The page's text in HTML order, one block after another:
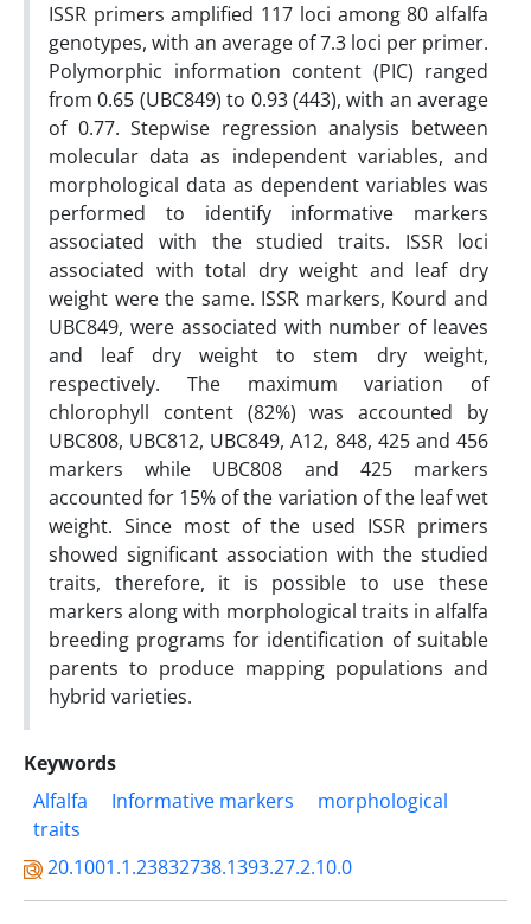
ISSR primers amplified 117 loci among 80 alfalfa
genotypes, with an average of 7.3 loci per primer.
Polymorphic information content (PIC) ranged
from 0.65 (UBC849) to 0.93 (443), with an average
of 0.77. Stepwise regression analysis between
molecular data as independent variables, and
morphological data as dependent variables was
performed to identify informative markers
associated with the studied traits. ISSR loci
associated with total dry weight and leaf dry
weight were the same. ISSR markers, Kourd and
UBC849, were associated with number of leaves
and leaf dry weight to stem dry weight,
respectively. The maximum variation of
chlorophyll content (82%) was accounted by
UBC808, UBC812, UBC849, A12, 848, 425 and 456
markers while UBC808 and 425 markers
accounted for 15% of the variation of the leaf wet
weight. Since most of the used ISSR primers
showed significant association with the studied
traits, therefore, it is possible to use these
markers along with morphological traits in alfalfa
breeding programs for identification of suitable
parents to produce mapping populations and
hybrid varieties.
Keywords
Alfalfa
Informative markers
morphological
traits
20.1001.1.23832738.1393.27.2.10.0